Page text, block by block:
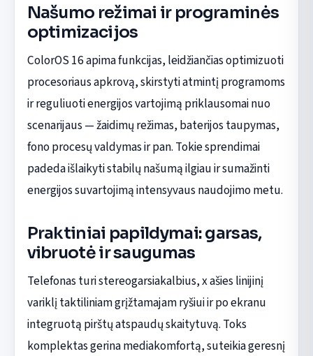
Našumo režimai ir programinės
optimizacijos
ColorOS 16 apima funkcijas, leidžiančias optimizuoti
procesoriaus apkrovą, skirstyti atmintį programoms
ir reguliuoti energijos vartojimą priklausomai nuo
scenarijaus — žaidimų režimas, baterijos taupymas,
fono procesų valdymas ir pan. Tokie sprendimai
padeda išlaikyti stabilų našumą ilgiau ir sumažinti
energijos suvartojimą intensyvaus naudojimo metu.
Praktiniai papildymai: garsas,
vibruotė ir saugumas
Telefonas turi stereogarsiakalbius, x ašies linijinį
variklį taktiliniam grįžtamajam ryšiui ir po ekranu
integruotą pirštų atspaudų skaitytuvą. Toks
komplektas gerina mediakomfortą, suteikia geresnį